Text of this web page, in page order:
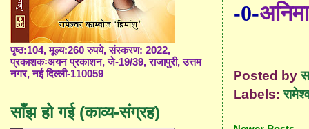
-0-
Posted by
Labels:
पृष्ठ:104, मूल्य:260 रुपये, संस्करण: 2022,
प्रकाशकःअयन प्रकाशन, जे-19/39, राजापुरी, उत्तम
नगर, नई दिल्ली-110059
साँझ हो गई (काव्य-संग्रह)